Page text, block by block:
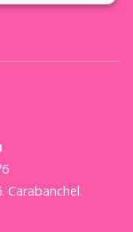
Carabanchel.